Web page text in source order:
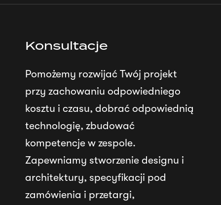
Konsultacje
Pomożemy rozwijać Twój projekt
przy zachowaniu odpowiedniego
kosztu i czasu, dobrać odpowiednią
technologię, zbudować
kompetencje w zespole.
Zapewniamy stworzenie designu i
architektury, specyfikacji pod
zamówienia i przetargi,